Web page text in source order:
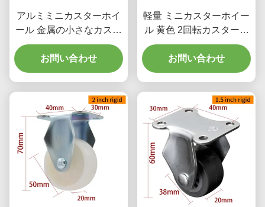
アルミミニカスターホイ
ール 金属の小さなカスタ
ーホイール 1.5 インチ
お問い合わせ
軽量 ミニカスターホイー
ル 黄色 2回転カスターホ
イール 262S-86A
お問い合わせ